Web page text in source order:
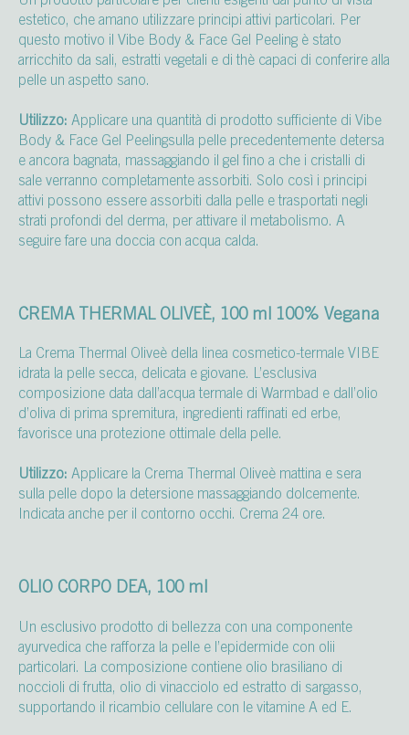
estetico, che amano utilizzare principi attivi particolari. Per
questo motivo il Vibe Body & Face Gel Peeling è stato
arricchito da sali, estratti vegetali e di thè capaci di conferire alla
pelle un aspetto sano.
Utilizzo: Applicare una quantità di prodotto sufficiente di Vibe
Body & Face Gel Peelingsulla pelle precedentemente detersa
e ancora bagnata, massaggiando il gel fino a che i cristalli di
sale verranno completamente assorbiti. Solo così i principi
attivi possono essere assorbiti dalla pelle e trasportati negli
strati profondi del derma, per attivare il metabolismo. A
seguire fare una doccia con acqua calda.
CREMA THERMAL OLIVEÈ, 100 ml 100% Vegana
La Crema Thermal Oliveè della linea cosmetico-termale VIBE
idrata la pelle secca, delicata e giovane. L’esclusiva
composizione data dall’acqua termale di Warmbad e dall’olio
d’oliva di prima spremitura, ingredienti raffinati ed erbe,
favorisce una protezione ottimale della pelle.
Utilizzo: Applicare la Crema Thermal Oliveè mattina e sera
sulla pelle dopo la detersione massaggiando dolcemente.
Indicata anche per il contorno occhi. Crema 24 ore.
OLIO CORPO DEA, 100 ml
Un esclusivo prodotto di bellezza con una componente
ayurvedica che rafforza la pelle e l’epidermide con olii
particolari. La composizione contiene olio brasiliano di
noccioli di frutta, olio di vinacciolo ed estratto di sargasso,
supportando il ricambio cellulare con le vitamine A ed E.